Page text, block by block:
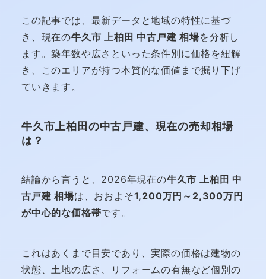
この記事では、最新データと地域の特性に基づ
き、現在の牛久市 上柏田 中古戸建 相場を分析し
ます。築年数や広さといった条件別に価格を紐解
き、このエリアが持つ本質的な価値まで掘り下げ
ていきます。
牛久市上柏田の中古戸建、現在の売却相場
は？
結論から言うと、2026年現在の牛久市 上柏田 中
古戸建 相場は、おおよそ1,200万円～2,300万円
が中心的な価格帯です。
これはあくまで目安であり、実際の価格は建物の
状態、土地の広さ、リフォームの有無など個別の